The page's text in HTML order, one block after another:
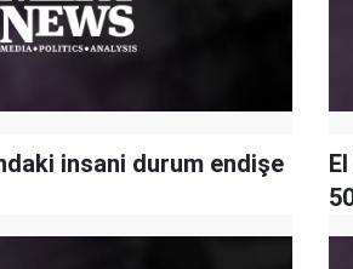
insani durum endişe